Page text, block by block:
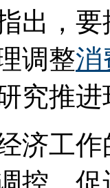
出，
调整消
究推
济工